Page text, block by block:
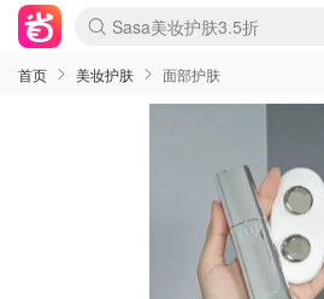
lululemon折扣上新
Sasa美妆护肤3.5折
SSENSE年中2.5折
FreshBeauty好价汇总
Cettire降价+叠9折
WWS Coles超市实拍
viagogo二手票捡漏
Myer折扣汇总
The Outnet奢牌1折起
David Jones 3折起
Flannels大牌1折
Perfumes Club护肤1折
AMIRO面罩$251
Amazon折扣汇总
eToro入金$200送$50
Amazon数码好物
ICONIC本周7.5折
ThedoubleF高奢地板价
Moose Knuckles 6折
EUFY摄像头$98
Selenichast首饰2折
Trip机票酒店促销
YSL送5件彩妆礼
Amazon家居好物
Amazon美妆护肤
雅漾大喷$8
过敏原检测盒$33
科颜氏高保湿面霜$29
SEALIFE海洋馆门票6折
丝塔芙大白罐$16
订阅Newsletter送香薰
Cult Beauty 6.8折
Harrods圣诞日历$525
LN-CC奢牌私促3折
d'Alba空姐喷雾$16
EVE LOM套装£56
Bernardelli独家4折
Adore Beauty 6折起
CT圣诞日历
Mytheresa奢品2.7折
Luxury Escapes 9折
Currentbody美容仪$881
MOON Garden Live
Roborock扫地机$649
Tingo Life水杯$24
Valentino官网5折
CR洗护套装$23
修丽可4件套$159
GANNI官网4.5折
Stylevana韩妆4折
Tessabit高奢8.5折
OGX洗发水$11
Amazon阿德莱德次日达
卡诗8.5折+赠礼
Philips Hue灯具8折
La Mer送8件礼值$529
首页 美妆护肤 面部护肤